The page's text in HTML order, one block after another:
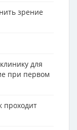
зрение
для
при первом
проходит